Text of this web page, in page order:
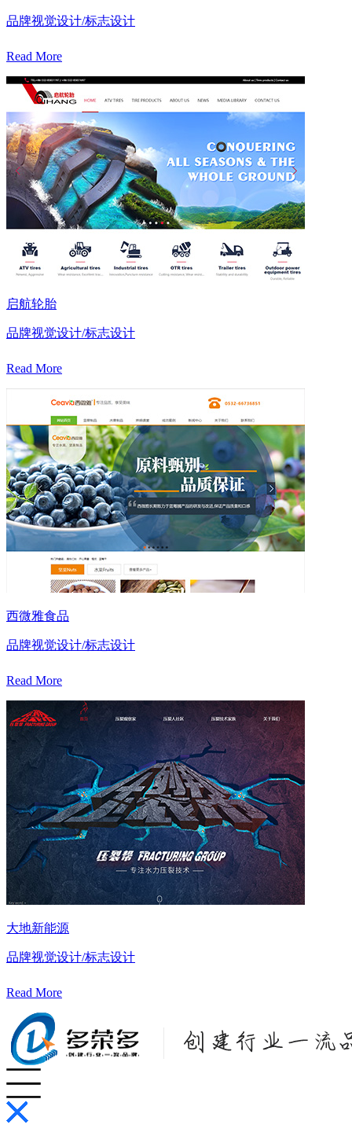
品牌视觉设计/标志设计
Read More
启航轮胎
品牌视觉设计/标志设计
Read More
西微雅食品
品牌视觉设计/标志设计
Read More
大地新能源
品牌视觉设计/标志设计
Read More